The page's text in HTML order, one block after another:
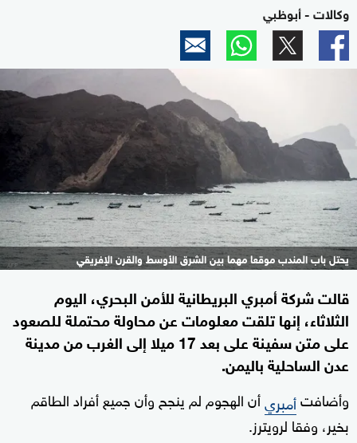
وكالات - أبوظبي
يحتل باب المندب موقعا مهما بين الشرق الأوسط والقرن الإفريقي
قالت شركة أمبري البريطانية للأمن البحري، اليوم
الثلاثاء، إنها تلقت معلومات عن محاولة محتملة للصعود
على متن سفينة على بعد 17 ميلا إلى الغرب من مدينة
عدن الساحلية باليمن.
وأضافتأمبريأن الهجوم لم ينجح وأن جميع أفراد الطاقم
بخير، وفقا لرويترز.